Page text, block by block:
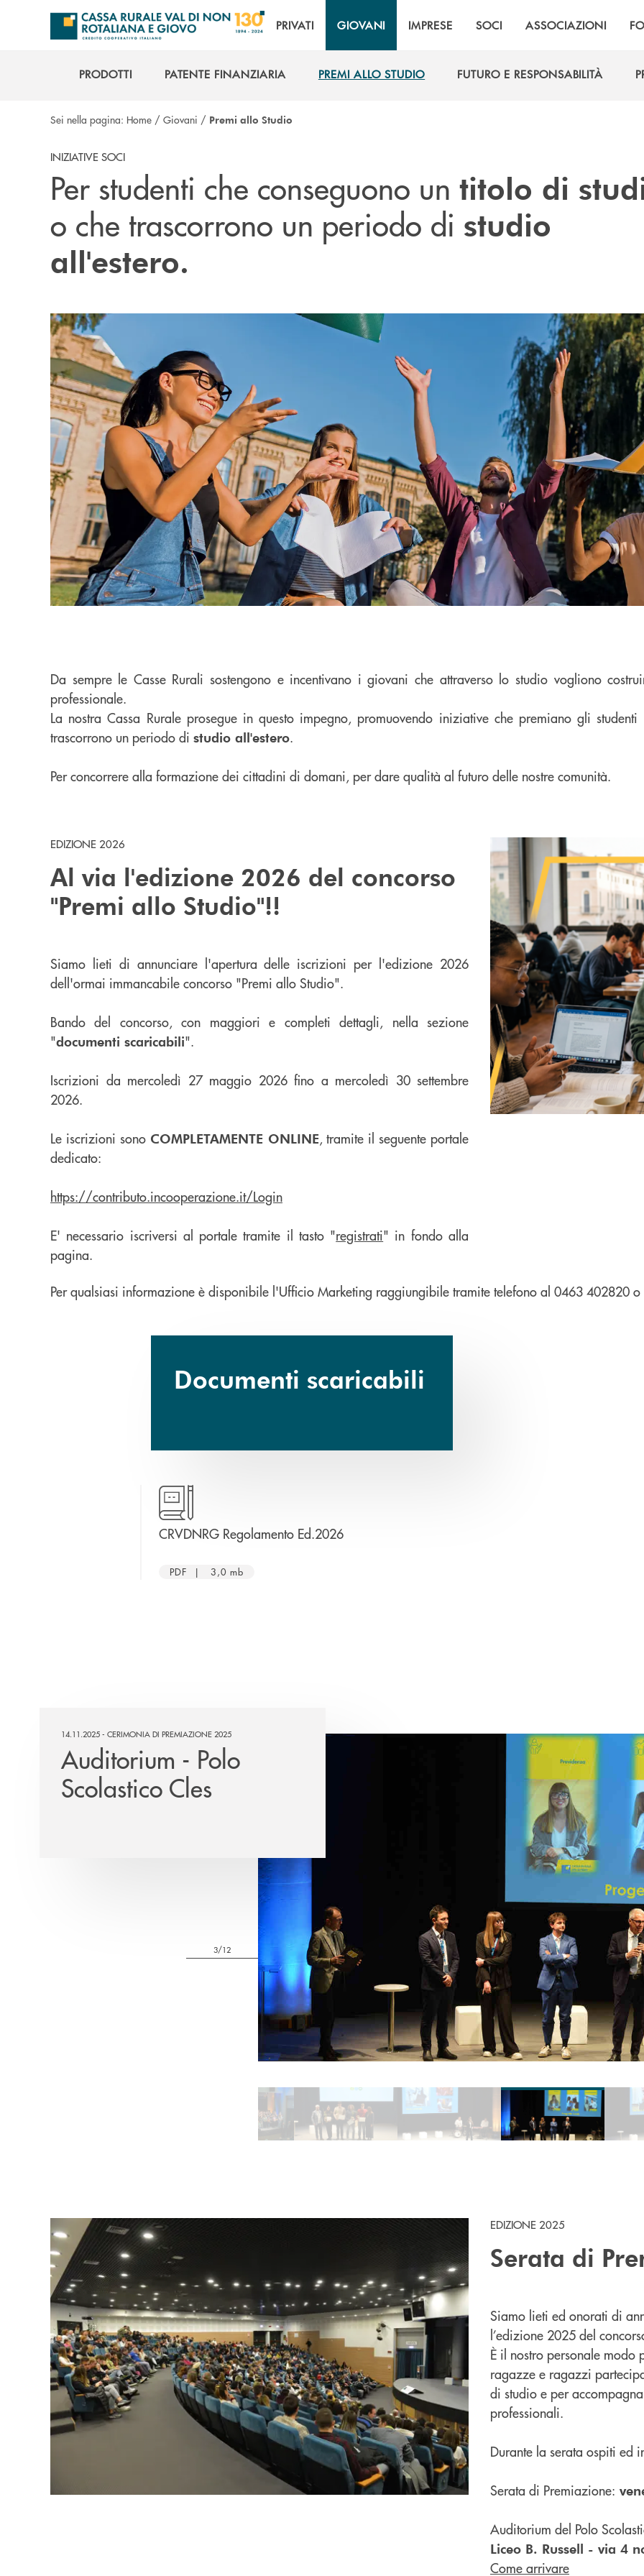
Salta al contenuto principale
PRIVATI GIOVANI IMPRESE SOCI ASSOCIAZIONI
PRODOTTI
PATENTE FINANZIARIA
PREMI ALLO STUDIO
FUTURO E RESPONSABILITÀ
Sei nella pagina: Home / Giovani / Premi allo Studio
INIZIATIVE SOCI
Per studenti che conseguono un titolo di
o che trascorrono un periodo di studio
all'estero.
Da sempre le Casse Rurali sostengono e incentivano i giovani che attraverso lo studio vogliono
professionale.
La nostra Cassa Rurale prosegue in questo impegno, promuovendo iniziative che premiano gli studenti
trascorrono un periodo di studio all'estero.
Per concorrere alla formazione dei cittadini di domani, per dare qualità al futuro delle nostre comunità.
EDIZIONE 2026
Al via l'edizione 2026 del concorso
"Premi allo Studio"!!
Siamo lieti di annunciare l'apertura delle iscrizioni per l'edizione 2026
dell'ormai immancabile concorso "Premi allo Studio".
Bando del concorso, con maggiori e completi dettagli, nella sezione
"documenti scaricabili".
Iscrizioni da mercoledì 27 maggio 2026 fino a mercoledì 30 settembre
2026.
Le iscrizioni sono COMPLETAMENTE ONLINE, tramite il seguente portale
dedicato:
https://contributo.incooperazione.it/Login
E' necessario iscriversi al portale tramite il tasto "registrati" in fondo alla
pagina.
Per qualsiasi informazione è disponibile l'Ufficio Marketing raggiungibile tramite telefono al 0463 402820
Documenti scaricabili
CRVDNRG Regolamento Ed.2026apre una nuova finestra
PDF | 3,0 mb
14.11.2025 - CERIMONIA DI PREMIAZIONE 2025
Auditorium - Polo
Scolastico Cles
3/12
EDIZIONE 2025
Serata di
Siamo lieti ed onorati di
l’edizione 2025 del
È il nostro personale modo
ragazze e ragazzi
di studio e per
professionali.
Durante la serata ospiti ed
Serata di Premiazione:
Auditorium del Polo
Liceo B. Russell - via 4
Come arrivare